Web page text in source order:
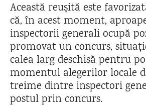
Această reușită este
că, în acest moment,
inspectorii generali ocupă
promovat un concurs,
calea larg deschisă pentru
momentul alegerilor locale
treime dintre inspectori
postul prin concurs.